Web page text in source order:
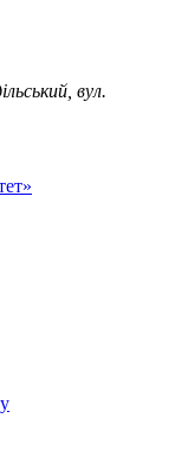
вул.